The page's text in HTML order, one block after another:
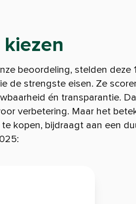
beoordeling, stelden deze
de strengste eisen. Ze
én transparantie.
verbetering. Maar het
kopen, bijdraagt aan een